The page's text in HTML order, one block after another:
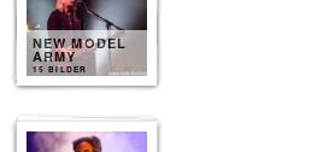
NEW MODEL
ARMY
15 BILDER